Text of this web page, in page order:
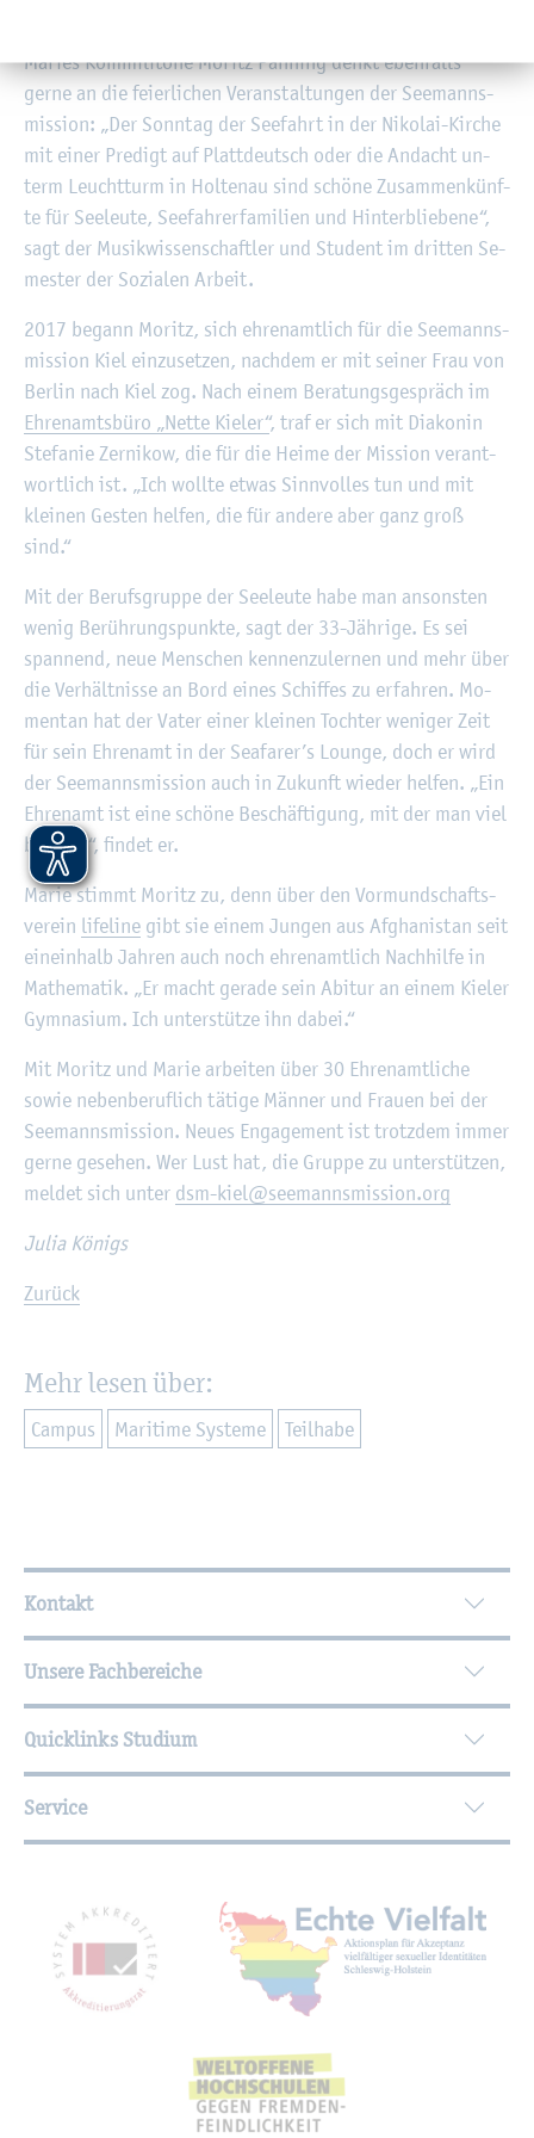
Ma­ries Kom­mi­li­to­ne Mo­ritz Pan­ning denkt eben­falls
gerne an die fei­er­li­chen Ver­an­stal­tun­gen der See­manns­
mis­si­on: „Der Sonn­tag der See­fahrt in der Ni­ko­lai-Kir­che
mit einer Pre­digt auf Platt­deutsch oder die An­dacht un­
term Leucht­turm in Hol­ten­au sind schö­ne Zu­sam­men­künf­
te für See­leu­te, See­fah­r­er­fa­mi­li­en und Hin­ter­blie­be­ne“,
sagt der Mu­sik­wis­sen­schaft­ler und Stu­dent im drit­ten Se­
mes­ter der So­zia­len Ar­beit.
2017 be­gann Mo­ritz, sich eh­ren­amt­lich für die See­manns­
mis­si­on Kiel ein­zu­set­zen, nach­dem er mit sei­ner Frau von
Ber­lin nach Kiel zog. Nach einem Be­ra­tungs­ge­spräch im
Eh­ren­amts­bü­ro „Nette Kie­ler“, traf er sich mit Dia­ko­nin
Ste­fa­nie Zer­ni­kow, die für die Heime der Mis­si­on ver­ant­
wort­lich ist. „Ich woll­te etwas Sinn­vol­les tun und mit
klei­nen Ges­ten hel­fen, die für an­de­re aber ganz groß
sind.“
Mit der Be­rufs­grup­pe der See­leu­te habe man an­sons­ten
wenig Be­rüh­rungs­punk­te, sagt der 33-Jäh­ri­ge. Es sei
span­nend, neue Men­schen ken­nen­zu­ler­nen und mehr über
die Ver­hält­nis­se an Bord eines Schif­fes zu er­fah­ren. Mo­
men­tan hat der Vater einer klei­nen Toch­ter we­ni­ger Zeit
für sein Eh­ren­amt in der Seafa­rer’s Lounge, doch er wird
der See­manns­mis­si­on auch in Zu­kunft wie­der hel­fen. „Ein
Eh­ren­amt ist eine schö­ne Be­schäf­ti­gung, mit der man viel
be­wirkt“, fin­det er.
Marie stimmt Mo­ritz zu, denn über den Vor­mund­schafts­
ver­ein life­li­ne gibt sie einem Jun­gen aus Af­gha­ni­stan seit
ein­ein­halb Jah­ren auch noch eh­ren­amt­lich Nach­hil­fe in
Ma­the­ma­tik. „Er macht ge­ra­de sein Ab­itur an einem Kie­ler
Gym­na­si­um. Ich un­ter­stüt­ze ihn dabei.“
Mit Mo­ritz und Marie ar­bei­ten über 30 Eh­ren­amt­li­che
sowie ne­ben­be­ruf­lich tä­ti­ge Män­ner und Frau­en bei der
See­manns­mis­si­on. Neues En­ga­ge­ment ist trotz­dem immer
gerne ge­se­hen. Wer Lust hat, die Grup­pe zu un­ter­stüt­zen,
mel­det sich unter dsm-kiel@​see​mann​smis​sion.​org
Julia Kö­nigs
Zu­rück
Mehr lesen über:
Cam­pus Ma­ri­ti­me Sys­te­me Teil­ha­be
Wei­ter­füh­ren­de In­for­ma­tio­nen
Kontakt
Unsere Fachbereiche
Quicklinks Studium
Service
Mit­glied­schaf­ten,